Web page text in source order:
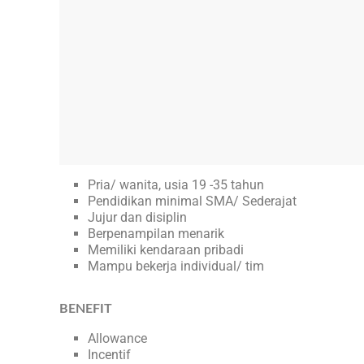
Pria/ wanita, usia 19 -35 tahun
Pendidikan minimal SMA/ Sederajat
Jujur dan disiplin
Berpenampilan menarik
Memiliki kendaraan pribadi
Mampu bekerja individual/ tim
BENEFIT
Allowance
Incentif